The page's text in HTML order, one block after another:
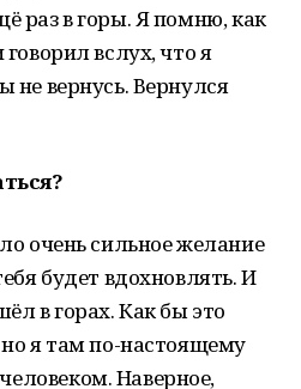
раз в горы. Я помню, как
вслух, что я
не вернусь. Вернулся
очень сильное желание
будет вдохновлять. И
в горах. Как бы это
я там по-настоящему
Наверное,